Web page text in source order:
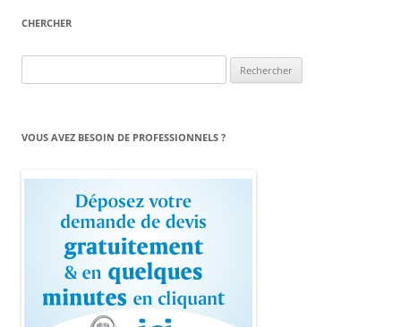
CHERCHER
VOUS AVEZ BESOIN DE PROFESSIONNELS ?